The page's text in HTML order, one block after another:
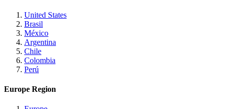
United States
Brasil
México
Argentina
Chile
Colombia
Perú
Europe Region